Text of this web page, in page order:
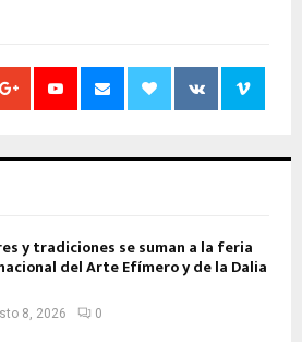
y tradiciones se suman a la feria
del Arte Efímero y de la Dalia
8, 2026 0